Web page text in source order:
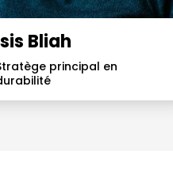
Bliah
principal en